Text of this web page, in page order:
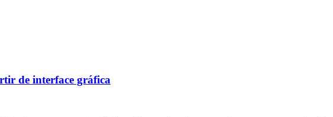
de interface gráfica